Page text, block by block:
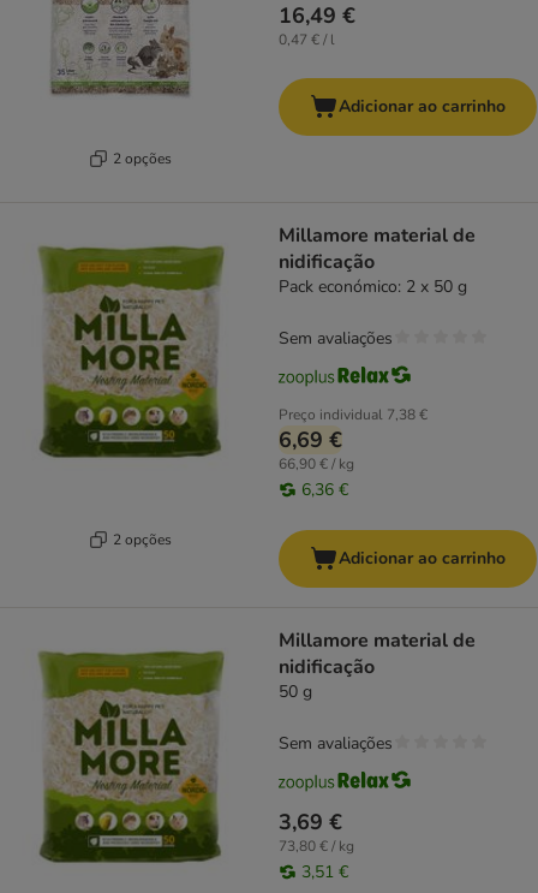
2 opções
16,49 €
0,47 € / l
Adicionar ao carrinho
2 opções
Millamore material de
nidificação
Pack económico: 2 x 50 g
Preço individual 7,38 €
6,69 €
66,90 € / kg
6,36 €
Sem avaliações
Adicionar ao carrinho
Millamore material de
nidificação
50 g
3,69 €
73,80 € / kg
3,51 €
Sem avaliações